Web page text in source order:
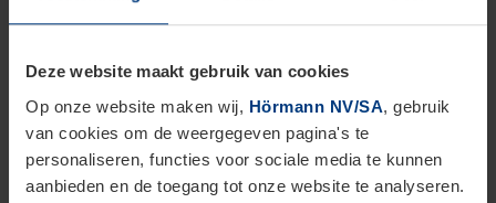
Deze website maakt gebruik van cookies
Op onze website maken wij, Hörmann NV/SA, gebruik
van cookies om de weergegeven pagina's te
personaliseren, functies voor sociale media te kunnen
aanbieden en de toegang tot onze website te analyseren.
Aanhef*
Bedrijf